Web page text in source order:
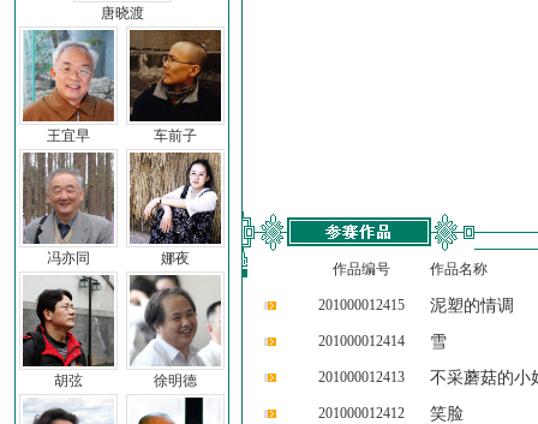
唐晓渡
王宜早 车前子
冯亦同 娜夜
胡弦 徐明德
作品编号 作品名称
201000012415 泥塑的情调
201000012414 雪
201000012413 不采蘑菇的小
201000012412 笑脸